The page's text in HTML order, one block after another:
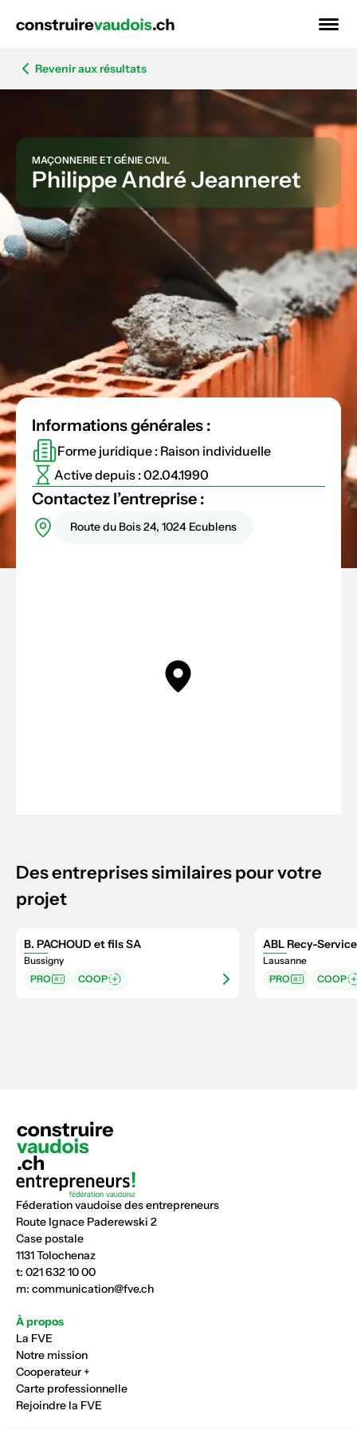
Revenir aux résultats
MAÇONNERIE ET GÉNIE CIVIL
Philippe André Jeanneret
Informations générales :
Forme juridique : Raison individuelle
Active depuis : 02.04.1990
Contactez l’entreprise :
Route du Bois 24, 1024 Ecublens
Des entreprises similaires pour votre
projet
B. PACHOUD et fils SA
Bussigny
PRO
COOP
ABL Recy-
Lausanne
PRO
COOP
Féderation vaudoise des entrepreneurs
Route Ignace Paderewski 2
Case postale
1131 Tolochenaz
t: 021 632 10 00
m: communication@fve.ch
À propos
La FVE
Notre mission
Cooperateur +
Carte professionnelle
Rejoindre la FVE